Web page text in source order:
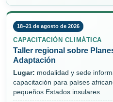
18–21 de agosto de 2026
CAPACITACIÓN CLIMÁTICA
Taller regional sobre
Adaptación
Lugar: modalidad y sede
capacitación para países
pequeños Estados insulares.